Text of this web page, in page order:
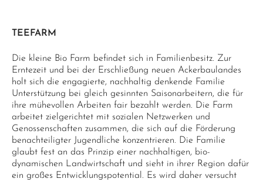
TEEFARM
Die kleine Bio Farm befindet sich in Familienbesitz. Zur
Erntezeit und bei der Erschließung neuen Ackerbaulandes
holt sich die engagierte, nachhaltig denkende Familie
Unterstützung bei gleich gesinnten Saisonarbeitern, die für
ihre mühevollen Arbeiten fair bezahlt werden. Die Farm
arbeitet zielgerichtet mit sozialen Netzwerken und
Genossenschaften zusammen, die sich auf die Förderung
benachteiligter Jugendliche konzentrieren. Die Familie
glaubt fest an das Prinzip einer nachhaltigen, bio-
dynamischen Landwirtschaft und sieht in ihrer Region dafür
ein großes Entwicklungspotential. Es wird daher versucht